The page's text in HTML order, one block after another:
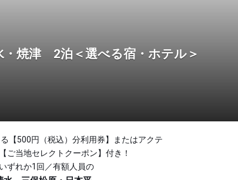
焼津 2泊＜選べる宿・ホテル＞
【500円（税込）分利用券】またはアクテ
ご当地セレクトクーポン】付き！
ずれか1回／有額人員の